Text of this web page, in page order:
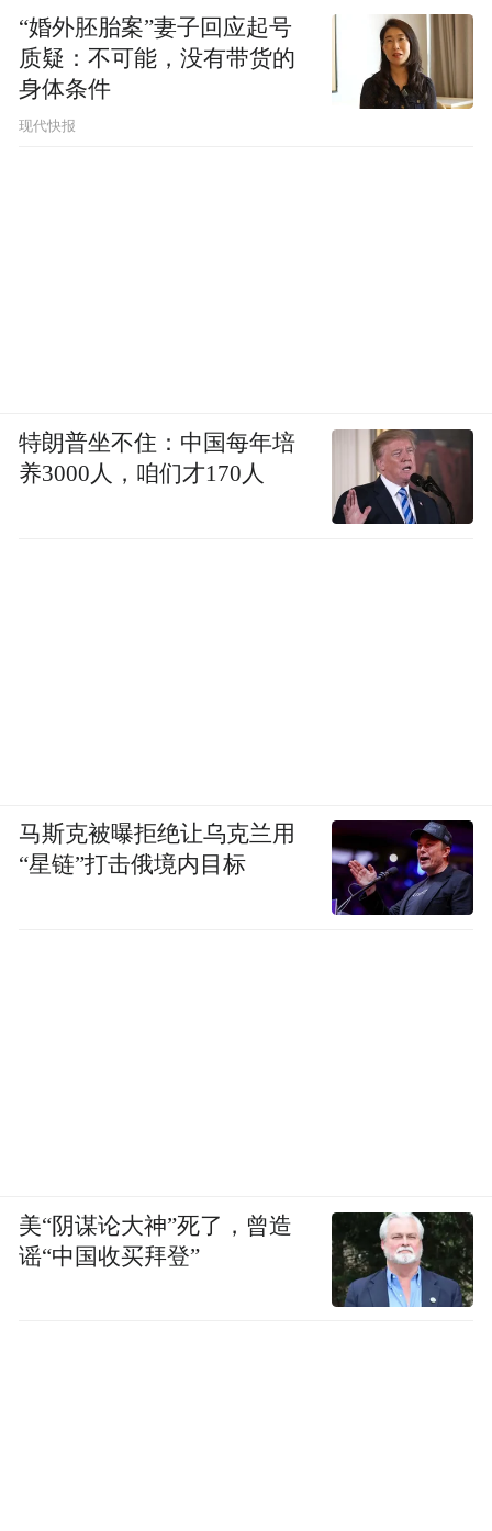
“婚外胚胎案”妻子回应起号
质疑：不可能，没有带货的
身体条件
现代快报
特朗普坐不住：中国每年培
养3000人，咱们才170人
马斯克被曝拒绝让乌克兰用
“星链”打击俄境内目标
美“阴谋论大神”死了，曾造
谣“中国收买拜登”